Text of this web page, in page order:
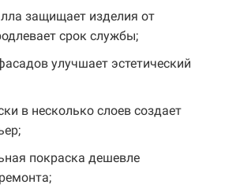
защищает изделия от
срок службы;
улучшает эстетический
в несколько слоев создает
покраска дешевле